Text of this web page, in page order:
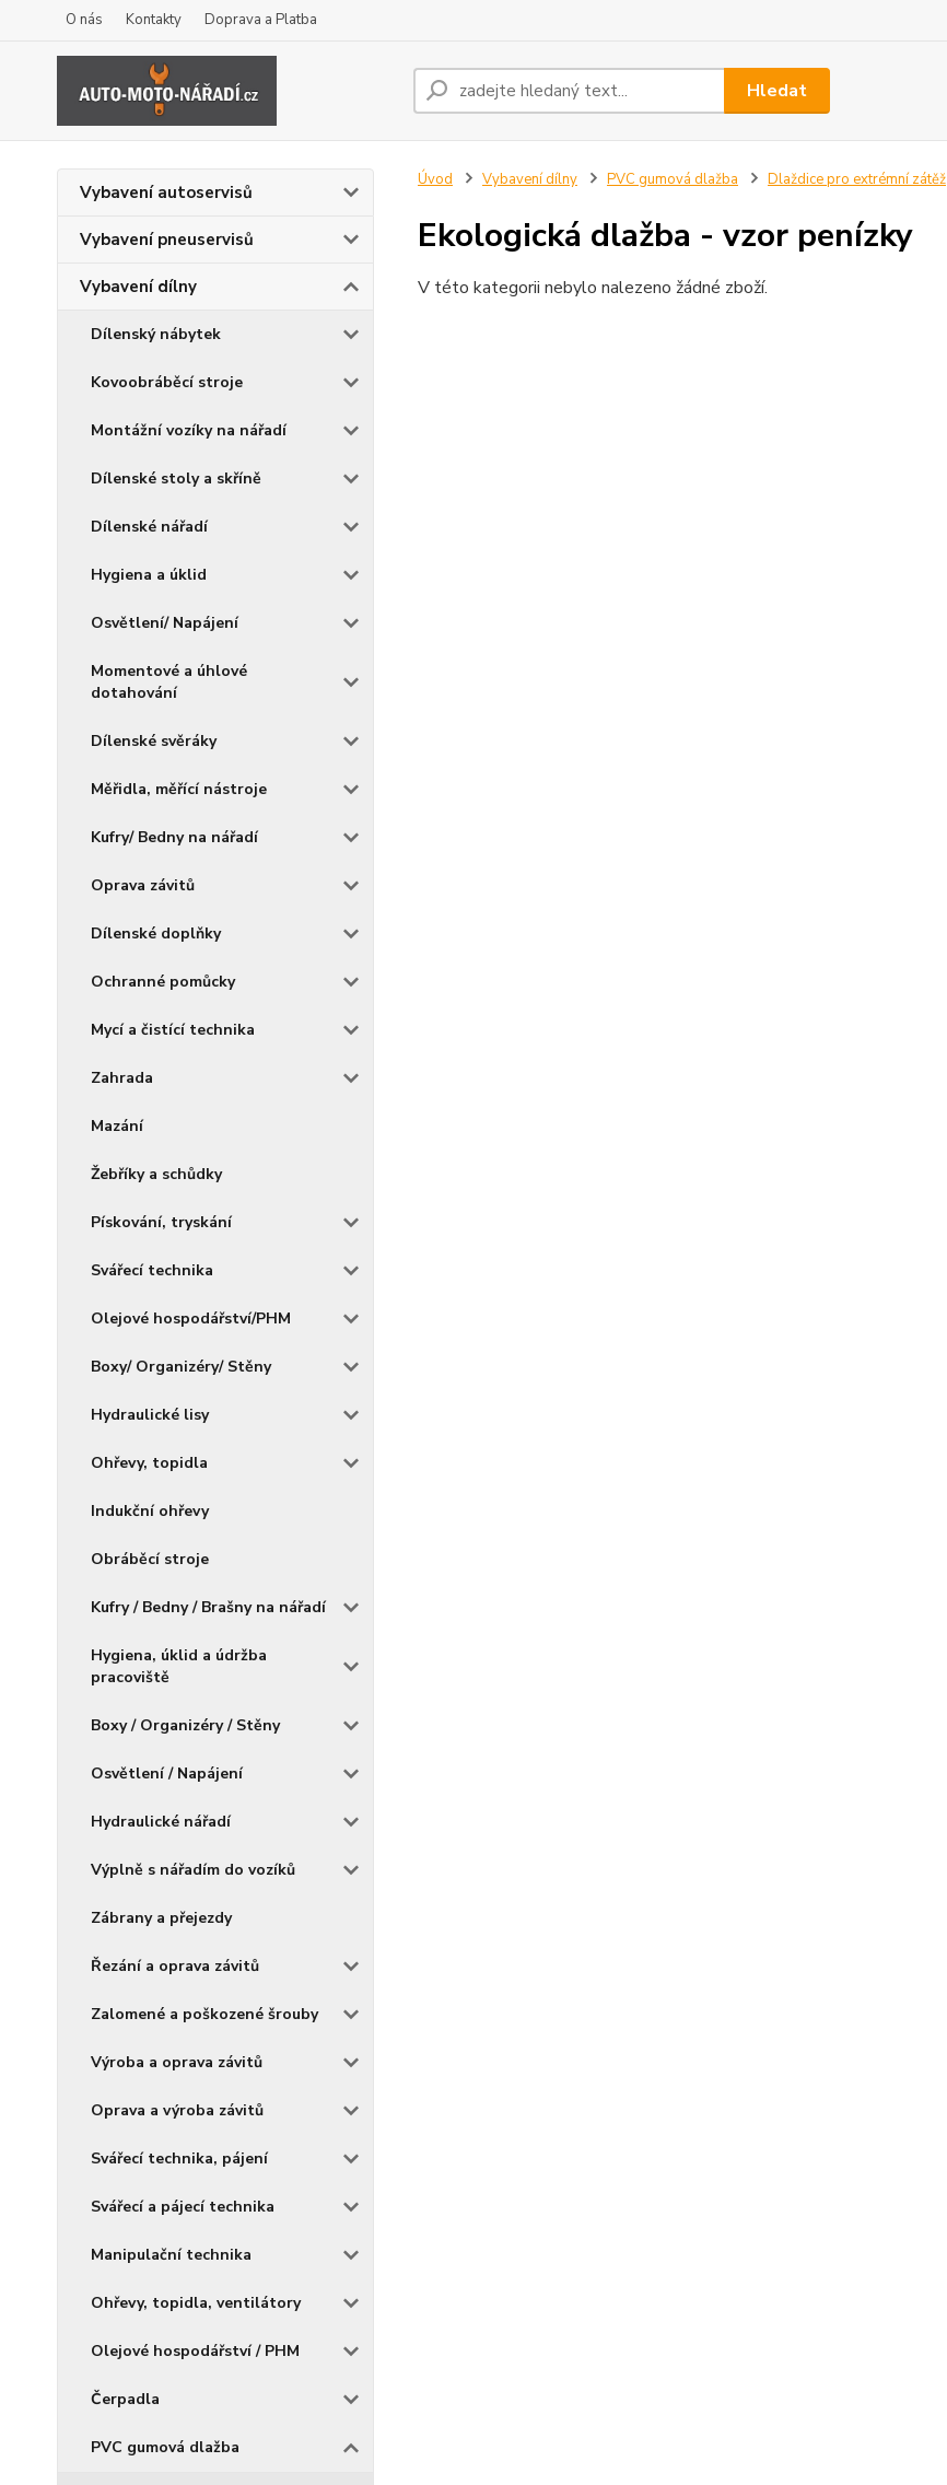
O nás Kontakty Doprava a Platba
Hledat
Vybavení autoservisů
Vybavení pneuservisů
Vybavení dílny
Dílenský nábytek
Kovoobráběcí stroje
Montážní vozíky na nářadí
Dílenské stoly a skříně
Dílenské nářadí
Hygiena a úklid
Osvětlení/ Napájení
Momentové a úhlové
dotahování
Dílenské svěráky
Měřidla, měřící nástroje
Kufry/ Bedny na nářadí
Oprava závitů
Dílenské doplňky
Ochranné pomůcky
Mycí a čistící technika
Zahrada
Mazání
Žebříky a schůdky
Pískování, tryskání
Svářecí technika
Olejové hospodářství/PHM
Boxy/ Organizéry/ Stěny
Hydraulické lisy
Ohřevy, topidla
Indukční ohřevy
Obráběcí stroje
Kufry / Bedny / Brašny na nářadí
Hygiena, úklid a údržba
pracoviště
Boxy / Organizéry / Stěny
Osvětlení / Napájení
Hydraulické nářadí
Výplně s nářadím do vozíků
Zábrany a přejezdy
Řezání a oprava závitů
Zalomené a poškozené šrouby
Výroba a oprava závitů
Oprava a výroba závitů
Svářecí technika, pájení
Svářecí a pájecí technika
Manipulační technika
Ohřevy, topidla, ventilátory
Olejové hospodářství / PHM
Čerpadla
PVC gumová dlažba
Úvod Vybavení dílny PVC gumová dlažba Dlaždice pro extrémní zátěž
Ekologická dlažba - vzor penízky
V této kategorii nebylo nalezeno žádné zboží.